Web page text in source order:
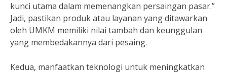
kunci utama dalam memenangkan persaingan pasar.”
Jadi, pastikan produk atau layanan yang ditawarkan
oleh UMKM memiliki nilai tambah dan keunggulan
yang membedakannya dari pesaing.
Kedua, manfaatkan teknologi untuk meningkatkan